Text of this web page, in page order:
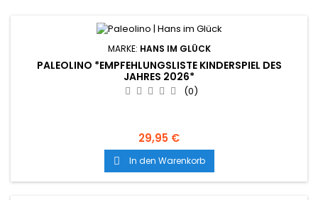
MARKE: HANS IM GLÜCK
PALEOLINO *EMPFEHLUNGSLISTE KINDERSPIEL DES
JAHRES 2026*
(0)
29,95 €
 In den Warenkorb